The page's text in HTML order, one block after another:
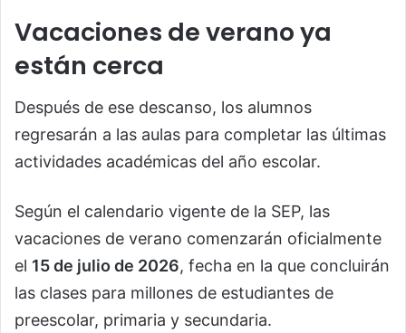
Vacaciones de verano ya
están cerca
Después de ese descanso, los alumnos
regresarán a las aulas para completar las últimas
actividades académicas del año escolar.
Según el calendario vigente de la SEP, las
vacaciones de verano comenzarán oficialmente
el 15 de julio de 2026, fecha en la que concluirán
las clases para millones de estudiantes de
preescolar, primaria y secundaria.